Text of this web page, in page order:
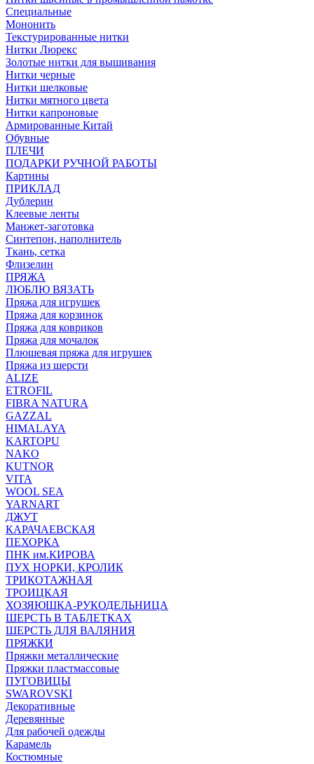
Специальные
Мононить
Текстурированные нитки
Нитки Люрекс
Золотые нитки для вышивания
Нитки черные
Нитки шелковые
Нитки мятного цвета
Нитки капроновые
Армированные Китай
Обувные
ПЛЕЧИ
ПОДАРКИ РУЧНОЙ РАБОТЫ
Картины
ПРИКЛАД
Дублерин
Клеевые ленты
Манжет-заготовка
Синтепон, наполнитель
Ткань, сетка
Флизелин
ПРЯЖА
ЛЮБЛЮ ВЯЗАТЬ
Пряжа для игрушек
Пряжа для корзинок
Пряжа для ковриков
Пряжа для мочалок
Плюшевая пряжа для игрушек
Пряжа из шерсти
ALIZE
ETROFIL
FIBRA NATURA
GAZZAL
HIMALAYA
KARTOPU
NAKO
KUTNOR
VITA
WOOL SEA
YARNART
ДЖУТ
КАРАЧАЕВСКАЯ
ПЕХОРКА
ПНК им.КИРОВА
ПУХ НОРКИ, КРОЛИК
ТРИКОТАЖНАЯ
ТРОИЦКАЯ
ХОЗЯЮШКА-РУКОДЕЛЬНИЦА
ШЕРСТЬ В ТАБЛЕТКАХ
ШЕРСТЬ ДЛЯ ВАЛЯНИЯ
ПРЯЖКИ
Пряжки металлические
Пряжки пластмассовые
ПУГОВИЦЫ
SWAROVSKI
Декоративные
Деревянные
Для рабочей одежды
Карамель
Костюмные